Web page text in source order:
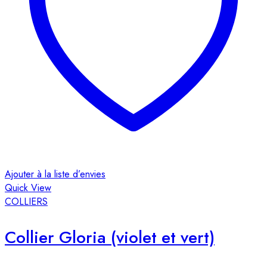
Ajouter à la liste d’envies
Quick View
COLLIERS
Collier Gloria (violet et vert)